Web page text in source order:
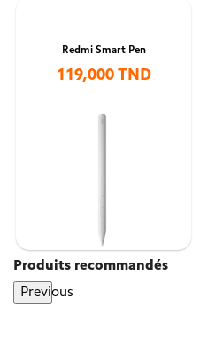
Redmi Smart Pen
119,000 TND
Produits recommandés
Previous